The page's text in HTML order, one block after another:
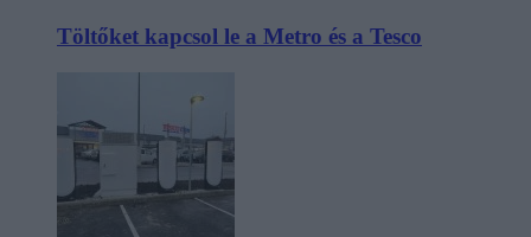
Töltőket kapcsol le a Metro és a Tesco